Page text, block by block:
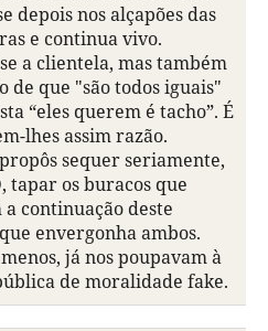
depois nos alçapões das
e continua vivo.
a clientela, mas também
de que "são todos iguais"
“eles querem é tacho”. É
lhes assim razão.
sequer seriamente,
tapar os buracos que
continuação deste
envergonha ambos.
já nos poupavam à
de moralidade fake.